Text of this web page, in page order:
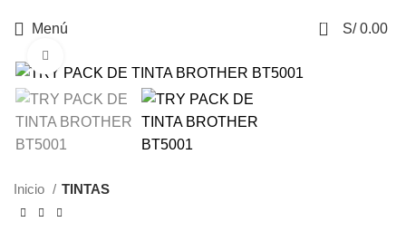
Menú 0 S/0.00
Inicio TINTAS